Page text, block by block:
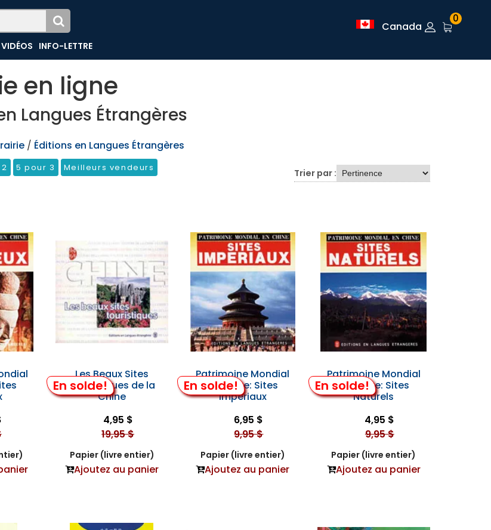
VIDÉOS INFO-LETTRE
Canada
0
en ligne
Langues Étrangères
/ Éditions en Langues Étrangères
5 pour 3 Meilleurs vendeurs Trier par :
En solde!
Les Beaux Sites
Touristiques de la
Chine
4,95 $
19,95 $
Papier (livre entier)
Ajoutez au panier
En solde!
Patrimoine Mondial
en Chine: Sites
Impériaux
6,95 $
9,95 $
Papier (livre entier)
Ajoutez au panier
En solde!
Patrimoine Mondial
en Chine: Sites
Naturels
4,95 $
9,95 $
Papier (livre entier)
Ajoutez au panier